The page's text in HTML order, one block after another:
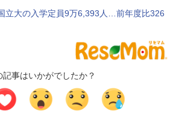
立大の入学定員9万6,393人…前年度比326
記事はいかがでしたか？